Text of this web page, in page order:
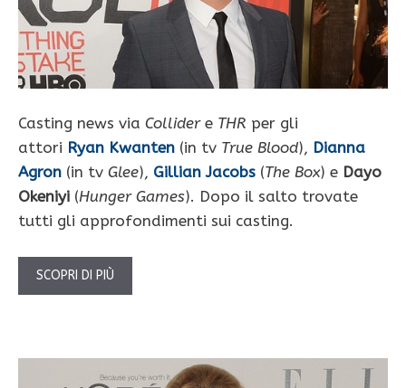
Casting news via Collidere THR per gli
attori Ryan Kwanten (in tv True Blood), Dianna
Agron (in tv Glee), Gillian Jacobs (The Box) e Dayo
Okeniyi (Hunger Games). Dopo il salto trovate
tutti gli approfondimenti sui casting.
SCOPRI DI PIÙ